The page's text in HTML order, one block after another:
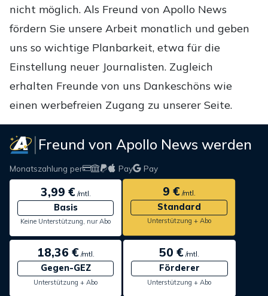
nicht möglich. Als Freund von Apollo News
fördern Sie unsere Arbeit monatlich und geben
uns so wichtige Planbarkeit, etwa für die
Einstellung neuer Journalisten. Zugleich
erhalten Freunde von uns Dankeschöns wie
einen werbefreien Zugang zu unserer Seite.
Freund von Apollo News werden
Monatszahlung per Pay Pay
3,99 €/mtl.
Basis
Keine Unterstützung, nur Abo
9 €/mtl.
Standard
Unterstützung + Abo
18,36 €/mtl.
Gegen-GEZ
Unterstützung + Abo
50 € /mtl.
Förderer
Unterstützung + Abo